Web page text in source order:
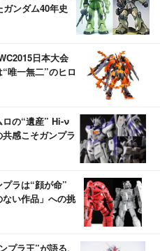
ンダム40年史
日本大会
唯一無二”のヒロ
ロの“遺産” Hi-ν
感こそガンプラ
プラは“顔が命”
い作品」への挑
プラ王”が語る、